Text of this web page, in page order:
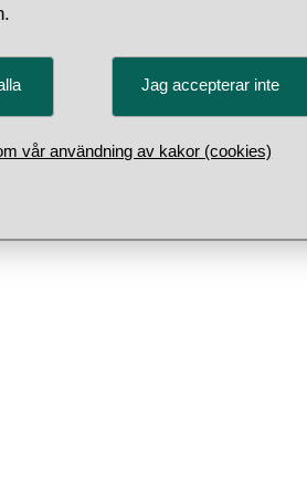
Jag accepterar inte
vår användning av kakor (cookies)
År
och